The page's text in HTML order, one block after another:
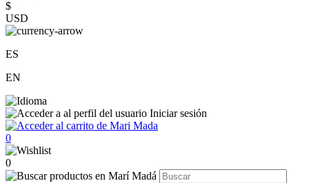
$
USD
ES
EN
Iniciar sesión
0
0